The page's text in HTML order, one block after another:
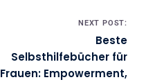
NEXT POST:
Beste
Selbsthilfebücher für
Frauen: Empowerment,